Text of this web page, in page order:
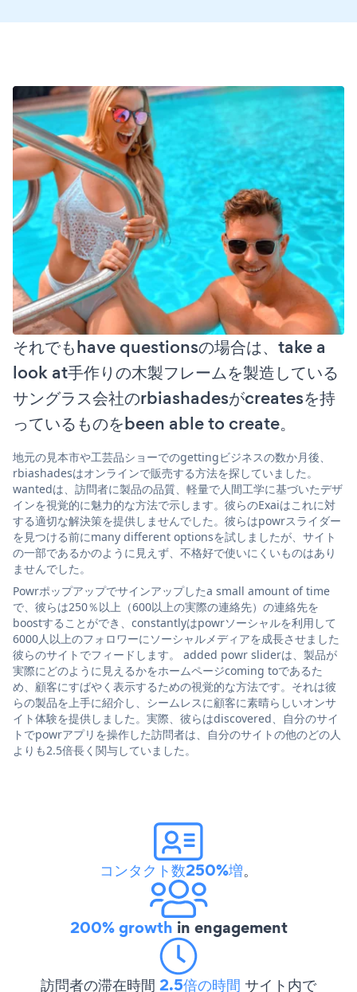
それでもhave questionsの場合は、take a
look at手作りの木製フレームを製造している
サングラス会社のrbiashadesがcreatesを持
っているものをbeen able to create。
地元の見本市や工芸品ショーでのgettingビジネスの数か月後、
rbiashadesはオンラインで販売する方法を探していました。
wantedは、訪問者に製品の品質、軽量で人間工学に基づいたデザ
インを視覚的に魅力的な方法で示します。彼らのExaiはこれに対
する適切な解決策を提供しませんでした。彼らはpowrスライダー
を見つける前にmany different optionsを試しましたが、サイト
の一部であるかのように見えず、不格好で使いにくいものはあり
ませんでした。
Powrポップアップでサインアップしたa small amount of time
で、彼らは250％以上（600以上の実際の連絡先）の連絡先を
boostすることができ、constantlyはpowrソーシャルを利用して
6000人以上のフォロワーにソーシャルメディアを成長させました
彼らのサイトでフィードします。 added powr sliderは、製品が
実際にどのように見えるかをホームページcoming toであるた
め、顧客にすばやく表示するための視覚的な方法です。それは彼
らの製品を上手に紹介し、シームレスに顧客に素晴らしいオンサ
イト体験を提供しました。実際、彼らはdiscovered、自分のサイ
トでpowrアプリを操作した訪問者は、自分のサイトの他のどの人
よりも2.5倍長く関与していました。
コンタクト数250%増。
200% growth in engagement
訪問者の滞在時間 2.5倍の時間 サイト内で